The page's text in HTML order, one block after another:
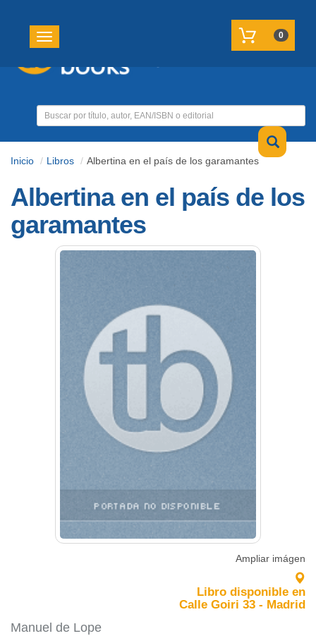
Toggle navigation 0
Inicio Libros Albertina en el país de los garamantes
Albertina en el país de los
garamantes
Ampliar imágen
Libro disponible en
Calle Goiri 33 - Madrid
Manuel de Lope